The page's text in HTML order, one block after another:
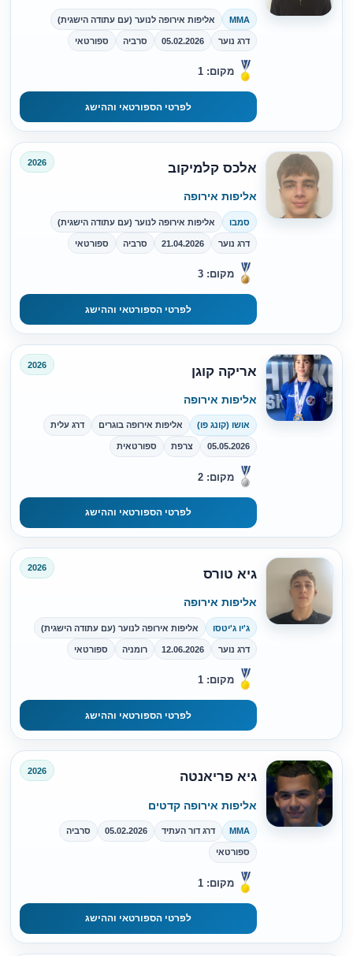
MMA אליפות אירופה לנוער (עם עתודה הישגית)
דרג נוער 05.02.2026 סרביה ספורטאי
מקום: 1
לפרטי הספורטאי וההישג
אלכס קלמיקוב 2026
אליפות אירופה
סמבו אליפות אירופה לנוער (עם עתודה הישגית)
דרג נוער 21.04.2026 סרביה ספורטאי
מקום: 3
לפרטי הספורטאי וההישג
אריקה קוגן 2026
אליפות אירופה
אושו (קונג פו) אליפות אירופה בוגרים דרג עלית
05.05.2026 צרפת ספורטאית
מקום: 2
לפרטי הספורטאי וההישג
גיא טורס 2026
אליפות אירופה
ג'יו ג'יטסו אליפות אירופה לנוער (עם עתודה הישגית)
דרג נוער 12.06.2026 רומניה ספורטאי
מקום: 1
לפרטי הספורטאי וההישג
גיא פריאנטה 2026
אליפות אירופה קדטים
MMA דרג דור העתיד 05.02.2026 סרביה
ספורטאי
מקום: 1
לפרטי הספורטאי וההישג